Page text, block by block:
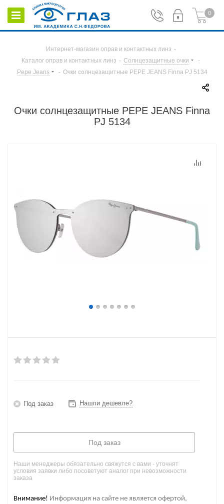
0
Интернет-магазин оправ и контактных линз -
Каталог оправ и контактных линз - Солнцезащитные очки
-
Pepe Jeans
- Очки солнцезащитные PEPE JEANS Finna PJ 5134
Очки солнцезащитные PEPE JEANS Finna
PJ 5134
Под заказ Нашли дешевле?
Под заказ
Наши менеджеры обязательно свяжутся с вами - уточнят
условия заявки либо посоветуют аналог при невозможности
заказа
Внимание! Информация на сайте не является офертой,